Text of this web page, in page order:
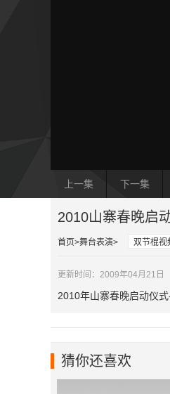
上一集 下一集
2010山寨春晚启
首页 舞台表演 双节棍视
更新时间：2009年04月21日
2010年山寨春晚启动仪
猜你还喜欢